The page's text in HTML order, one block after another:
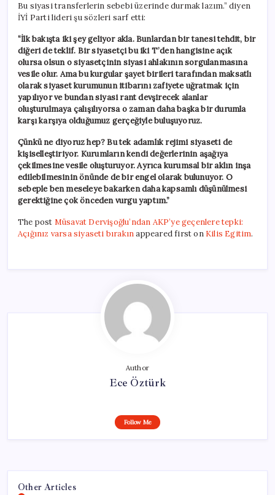
Bu siyasi transferlerin sebebi üzerinde durmak lazım.” diyen
İYİ Parti lideri şu sözleri sarf etti:
“İlk bakışta iki şey geliyor akla. Bunlardan bir tanesi tehdit, bir
diğeri de teklif. Bir siyasetçi bu iki T’den hangisine açık
olursa olsun o siyasetçinin siyasi ahlakının sorgulanmasına
vesile olur. Ama bu kurgular şayet birileri tarafından maksatlı
olarak siyaset kurumunun itibarını zafiyete uğratmak için
yapılıyor ve bundan siyasi rant devşirecek alanlar
oluşturulmaya çalışılıyorsa o zaman daha başka bir durumla
karşı karşıya olduğumuz gerçeğiyle buluşuyoruz.
Çünkü ne diyoruz hep? Bu tek adamlık rejimi siyaseti de
kişiselleştiriyor. Kurumların kendi değerlerinin aşağıya
çekilmesine vesile oluşturuyor. Ayrıca kurumsal bir aklın inşa
edilebilmesinin önünde de bir engel olarak bulunuyor. O
sebeple ben meseleye bakarken daha kapsamlı düşünülmesi
gerektiğine çok önceden vurgu yaptım.”
The post Müsavat Dervişoğlu’ndan AKP’ye geçenlere tepki:
Açığınız varsa siyaseti bırakınappeared first on Kilis Egitim.
Author
Ece Öztürk
Follow Me
Other Articles